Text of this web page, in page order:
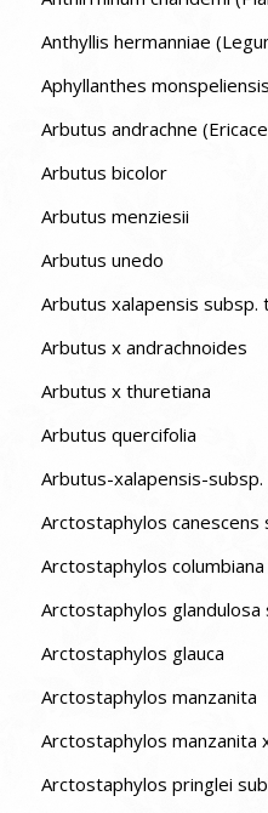
Anthyllis hermanniae
Aphyllanthes
Arbutus andrachne
Arbutus bicolor
Arbutus menziesii
Arbutus unedo
Arbutus xalapensis subsp.
Arbutus x andrachnoides
Arbutus x thuretiana
Arbutus quercifolia
Arbutus-xalapensis-subsp.
Arctostaphylos canescens
Arctostaphylos columbiana
Arctostaphylos glandulosa
Arctostaphylos glauca
Arctostaphylos manzanita
Arctostaphylos manzanita
Arctostaphylos pringlei